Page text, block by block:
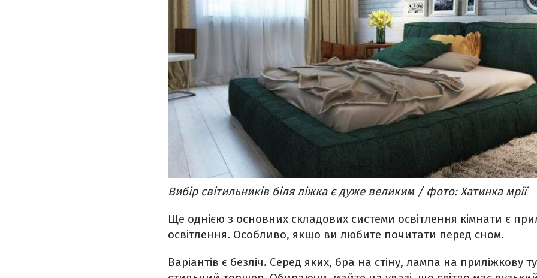
Вибір світильників біля ліжка є дуже великим / фото: Хатинка мрії
Ще однією з основних складових системи освітлення кімнати є
освітлення. Особливо, якщо ви любите почитати перед сном.
Варіантів є безліч. Серед яких, бра на стіну, лампа на приліжкову